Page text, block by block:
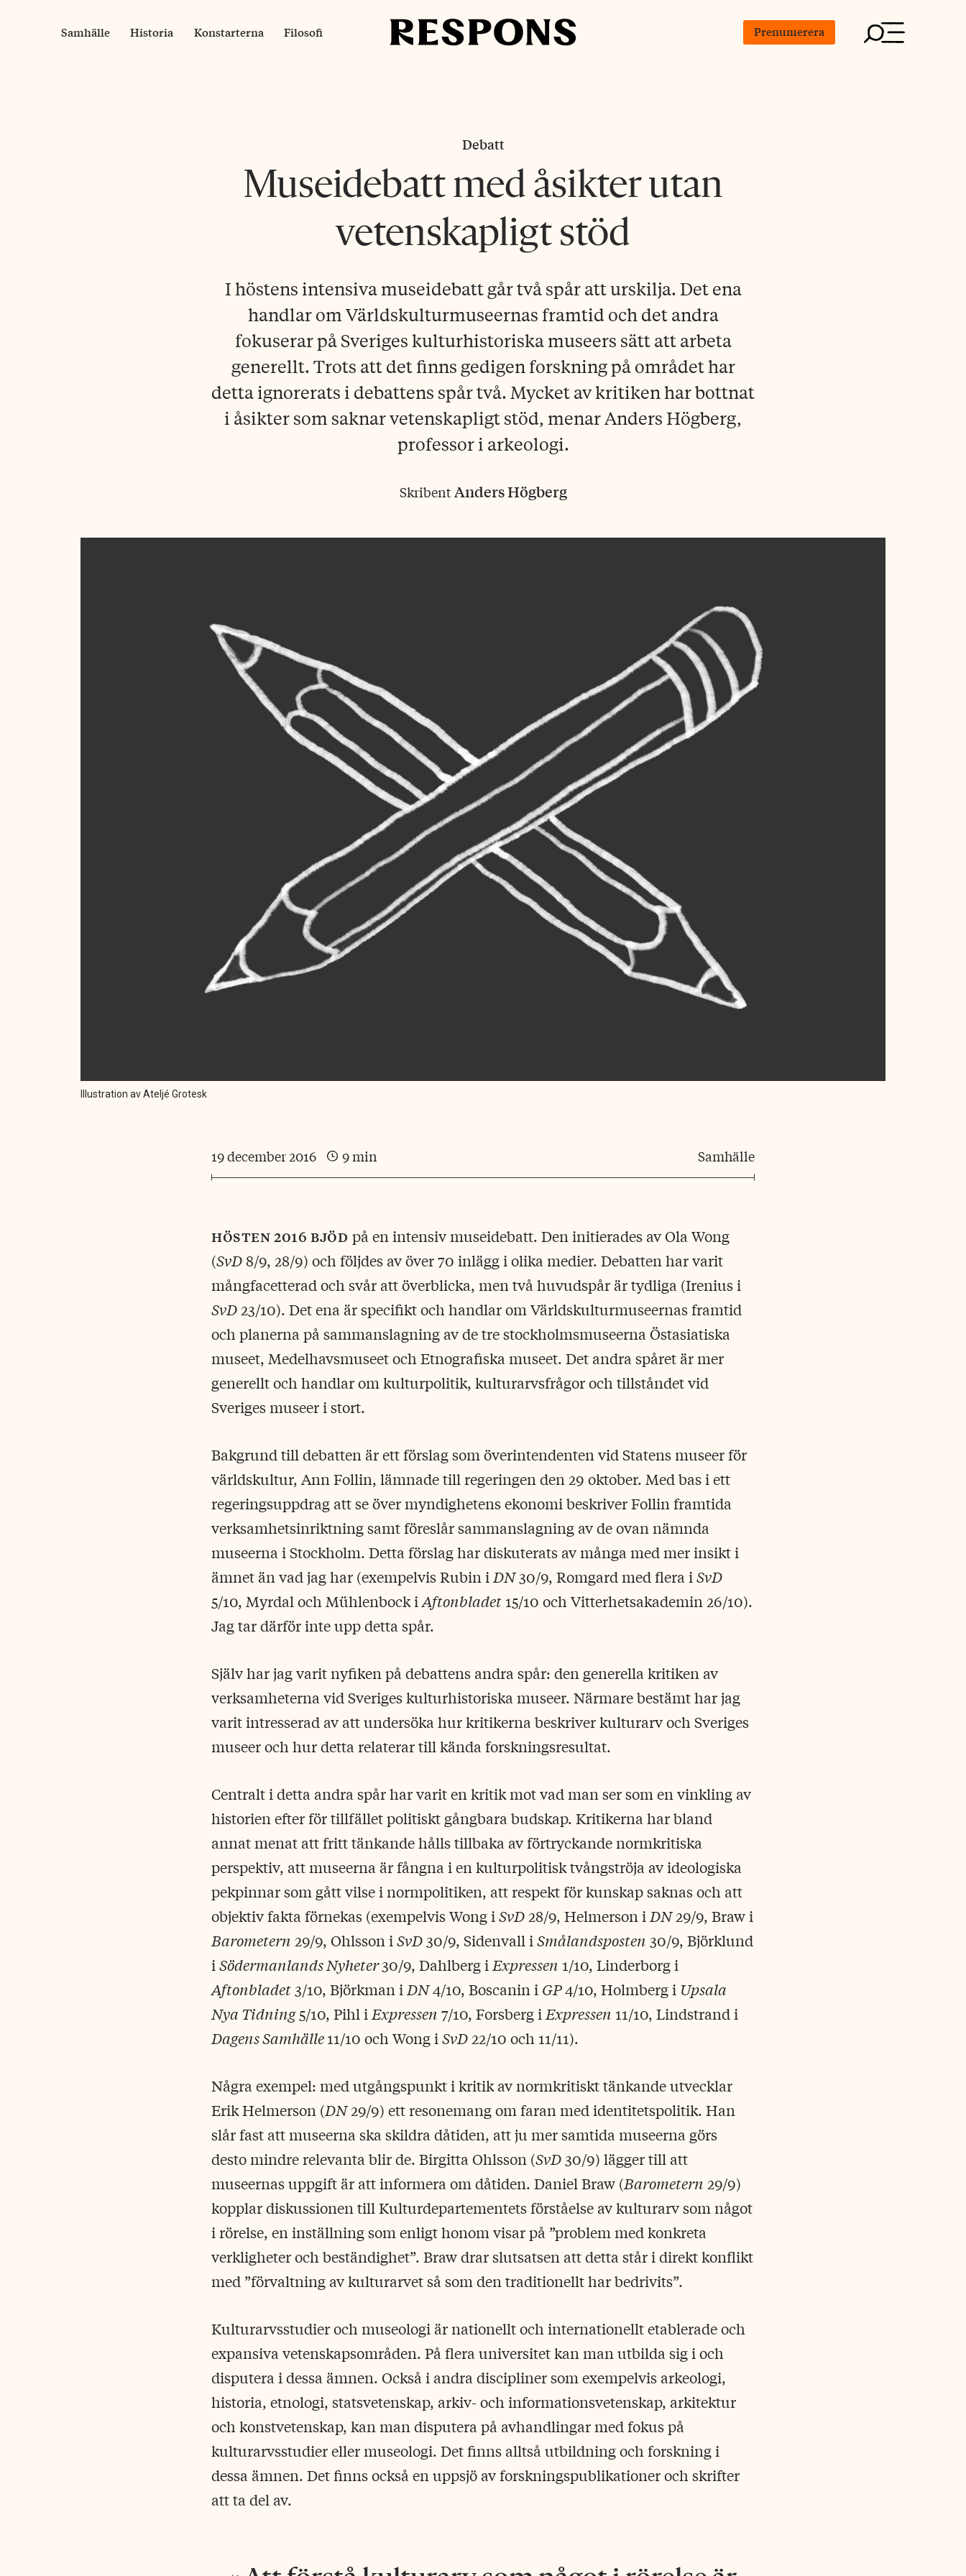
Samhälle Historia Konstarterna Filosofi Prenumerera
Debatt
Museidebatt med åsikter utan
vetenskapligt stöd
I höstens intensiva museidebatt går två spår att urskilja. Det ena
handlar om Världskulturmuseernas framtid och det andra
fokuserar på Sveriges kulturhistoriska museers sätt att arbeta
generellt. Trots att det finns gedigen forskning på området har
detta ignorerats i debattens spår två. Mycket av kritiken har bottnat
i åsikter som saknar vetenskapligt stöd, menar Anders Högberg,
professor i arkeologi.
SkribentAnders Högberg
Illustration av Ateljé Grotesk
19 december 2016 9 min Samhälle
hösten 2016 bjöd på en intensiv museidebatt. Den initierades av Ola Wong
(SvD 8/9, 28/9) och följdes av över 70 inlägg i olika medier. Debatten har varit
mångfacetterad och svår att överblicka, men två huvudspår är tydliga (Irenius i
SvD23/10). Det ena är specifikt och handlar om Världskulturmuseernas framtid
och planerna på sammanslagning av de tre stockholmsmuseerna Östasiatiska
museet, Medelhavsmuseet och Etnografiska museet. Det andra spåret är mer
generellt och handlar om kulturpolitik, kulturarvsfrågor och tillståndet vid
Sveriges museer i stort.
Bakgrund till debatten är ett förslag som överintendenten vid Statens museer för
världskultur, Ann Follin, lämnade till regeringen den 29 oktober. Med bas i ett
regeringsuppdrag att se över myndighetens ekonomi beskriver Follin framtida
verksamhetsinriktning samt föreslår sammanslagning av de ovan nämnda
museerna i Stockholm. Detta förslag har diskuterats av många med mer insikt i
ämnet än vad jag har (exempelvis Rubin i DN30/9, Romgard med flera i SvD
5/10, Myrdal och Mühlenbock i Aftonbladet 15/10 och Vitterhetsakademin 26/10).
Jag tar därför inte upp detta spår.
Själv har jag varit nyfiken på debattens andra spår: den generella kritiken av
verksamheterna vid Sveriges kulturhistoriska museer. Närmare bestämt har jag
varit intresserad av att undersöka hur kritikerna beskriver kulturarv och Sveriges
museer och hur detta relaterar till kända forskningsresultat.
Centralt i detta andra spår har varit en kritik mot vad man ser som en vinkling av
historien efter för tillfället politiskt gångbara budskap. Kritikerna har bland
annat menat att fritt tänkande hålls tillbaka av förtryckande normkritiska
perspektiv, att museerna är fångna i en kulturpolitisk tvångströja av ideologiska
pekpinnar som gått vilse i normpolitiken, att respekt för kunskap saknas och att
objektiv fakta förnekas (exempelvis Wong i SvD28/9, Helmerson i DN29/9, Braw i
Barometern 29/9, Ohlsson i SvD 30/9, Sidenvall i Smålandsposten 30/9, Björklund
i Södermanlands Nyheter30/9, Dahlberg i Expressen 1/10, Linderborg i
Aftonbladet 3/10, Björkman i DN4/10, Boscanin i GP4/10, Holmberg i Upsala
Nya Tidning5/10, Pihl i Expressen 7/10, Forsberg i Expressen 11/10, Lindstrand i
Dagens Samhälle11/10 och Wong i SvD22/10 och 11/11).
Några exempel: med utgångspunkt i kritik av normkritiskt tänkande utvecklar
Erik Helmerson (DN29/9) ett resonemang om faran med identitetspolitik. Han
slår fast att museerna ska skildra dåtiden, att ju mer samtida museerna görs
desto mindre relevanta blir de. Birgitta Ohlsson (SvD 30/9) lägger till att
museernas uppgift är att informera om dåtiden. Daniel Braw (Barometern 29/9)
kopplar diskussionen till Kulturdepartementets förståelse av kulturarv som något
i rörelse, en inställning som enligt honom visar på ”problem med konkreta
verkligheter och beständighet”. Braw drar slutsatsen att detta står i direkt konflikt
med ”förvaltning av kulturarvet så som den traditionellt har bedrivits”.
Kulturarvsstudier och museologi är nationellt och internationellt etablerade och
expansiva vetenskapsområden. På flera universitet kan man utbilda sig i och
disputera i dessa ämnen. Också i andra discipliner som exempelvis arkeologi,
historia, etnologi, statsvetenskap, arkiv- och informationsvetenskap, arkitektur
och konstvetenskap, kan man disputera på avhandlingar med fokus på
kulturarvsstudier eller museologi. Det finns alltså utbildning och forskning i
dessa ämnen. Det finns också en uppsjö av forskningspublikationer och skrifter
att ta del av.